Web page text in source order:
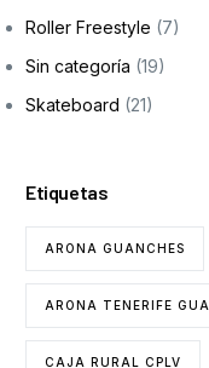
Roller Freestyle (7)
Sin categoría (19)
Skateboard (21)
Etiquetas
ARONA GUANCHES
ARONA TENERIFE
CAJA RURAL CPLV